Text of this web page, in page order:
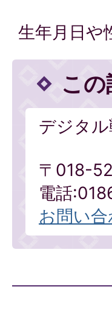
生年月日や
こ
デジタ
〒018-
電話
お問い